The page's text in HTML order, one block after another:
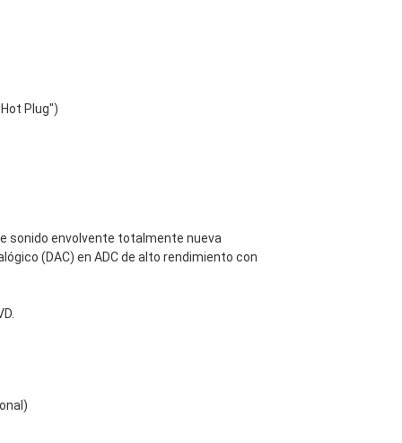
Plug")
sonido envolvente totalmente nueva
(DAC) en ADC de alto rendimiento con